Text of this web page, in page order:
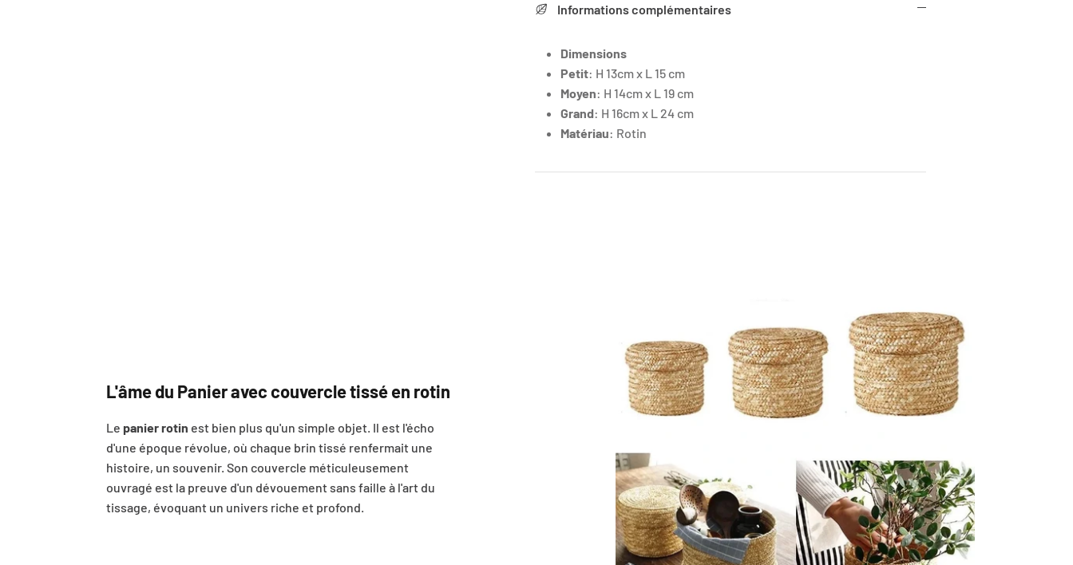
Informations complémentaires
Dimensions
Petit: H 13cm x L 15 cm
Moyen: H 14cm x L 19 cm
Grand: H 16cm x L 24 cm
Matériau: Rotin
L'âme du Panier avec couvercle tissé en rotin
Le panier rotin est bien plus qu'un simple objet. Il est l'écho
d'une époque révolue, où chaque brin tissé renfermait une
histoire, un souvenir. Son couvercle méticuleusement
ouvragé est la preuve d'un dévouement sans faille à l'art du
tissage, évoquant un univers riche et profond.